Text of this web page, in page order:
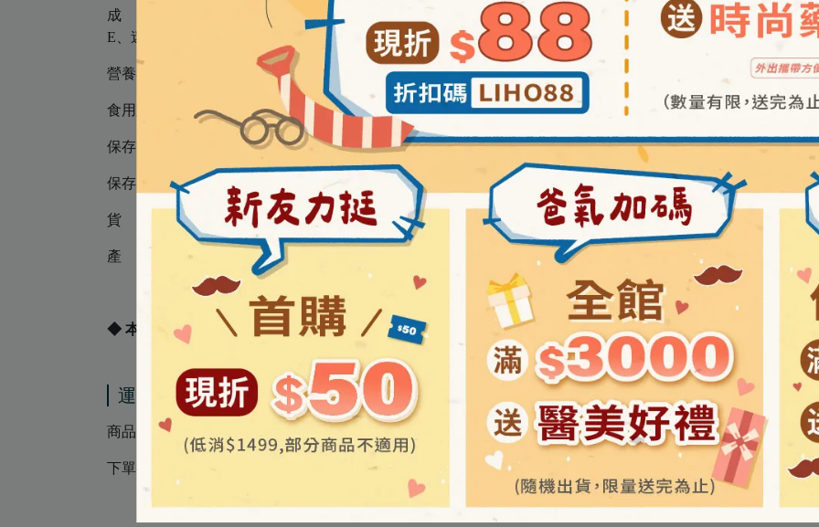
成 分 │ 魚油(來自沙丁魚、鯷魚)(含EPA、DHA)、明膠、甘油、水、檸檬香料(膠囊殼)、維生素D3(含維生
E、迷迭香葉萃取物
營養標示 │ 請詳見商品營養標示
食用建議 │ 每日兩粒，飯後食用，或請諮詢醫師或藥師
保存方法 │ 存放於常溫之陰涼乾燥處，避免陽光直射
保存期限 │ 3年 ( 因每批效期可能不同，請以外包裝標示為準 )
貨 源 │ 公司貨
產 地 │ 美國
◆ 本產品已投保產品責任險 ◆
運送方式
商品出貨：常溫出貨
下單後3-7個工作天陸續安排出貨